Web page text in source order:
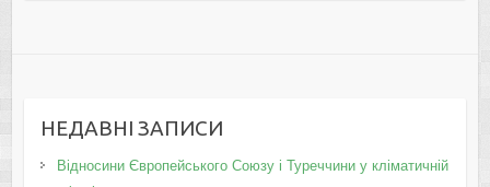
НЕДАВНІ ЗАПИСИ
Відносини Європейського Союзу і Туреччини у кліматичній